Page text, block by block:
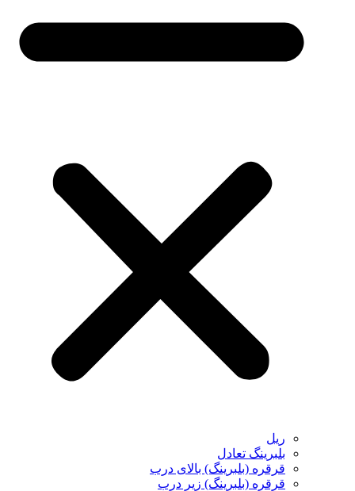
ریل
بلبرینگ تعادل
قرقره (بلبرینگ) بالای درب
قرقره (بلبرینگ) زیر درب